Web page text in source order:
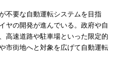
不要な自動運転システムを目指
ヤの開発が進んでいる。政府や自
高速道路や駐車場といった限定的
市街地へと対象を広げて自動運転